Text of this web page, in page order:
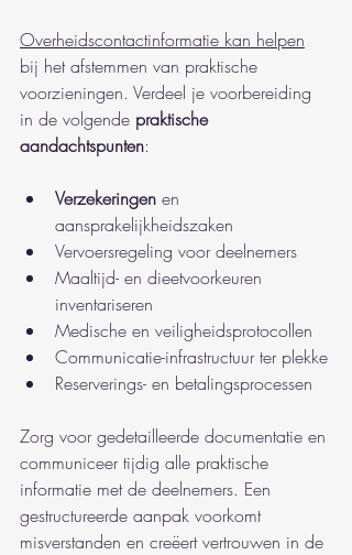
Overheidscontactinformatie kan helpen
bij het afstemmen van praktische
voorzieningen. Verdeel je voorbereiding
in de volgende praktische
aandachtspunten:
Verzekeringen en
aansprakelijkheidszaken
Vervoersregeling voor deelnemers
Maaltijd- en dieetvoorkeuren
inventariseren
Medische en veiligheidsprotocollen
Communicatie-infrastructuur ter plekke
Reserverings- en betalingsprocessen
Zorg voor gedetailleerde documentatie en
communiceer tijdig alle praktische
informatie met de deelnemers. Een
gestructureerde aanpak voorkomt
misverstanden en creëert vertrouwen in de